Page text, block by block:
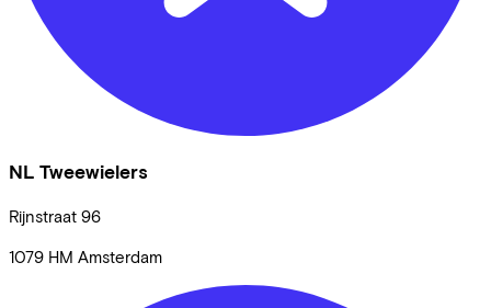
NL Tweewielers
Rijnstraat 96
1079 HM Amsterdam